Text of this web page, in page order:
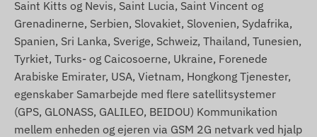
Saint Kitts og Nevis, Saint Lucia, Saint Vincent og
Grenadinerne, Serbien, Slovakiet, Slovenien, Sydafrika,
Spanien, Sri Lanka, Sverige, Schweiz, Thailand, Tunesien,
Tyrkiet, Turks- og Caicosoerne, Ukraine, Forenede
Arabiske Emirater, USA, Vietnam, Hongkong Tjenester,
egenskaber Samarbejde med flere satellitsystemer
(GPS, GLONASS, GALILEO, BEIDOU) Kommunikation
mellem enheden og ejeren via GSM 2G netvark ved hjalp